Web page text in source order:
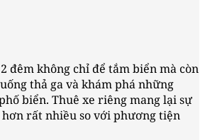
đêm không chỉ để tắm biển mà còn
thả ga và khám phá những
biển. Thuê xe riêng mang lại sự
rất nhiều so với phương tiện